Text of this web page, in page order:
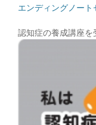
エンディングノー
認知症の養成講座を